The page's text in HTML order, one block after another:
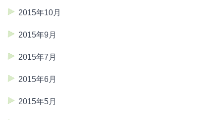
2015年10月
2015年9月
2015年7月
2015年6月
2015年5月